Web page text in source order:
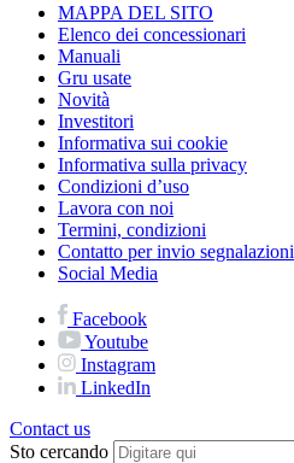
MAPPA DEL SITO
Elenco dei concessionari
Manuali
Gru usate
Novità
Investitori
Informativa sui cookie
Informativa sulla privacy
Condizioni d’uso
Lavora con noi
Termini, condizioni
Contatto per invio segnalazioni
Social Media
Facebook
Youtube
Instagram
LinkedIn
Contact us
Sto cercando